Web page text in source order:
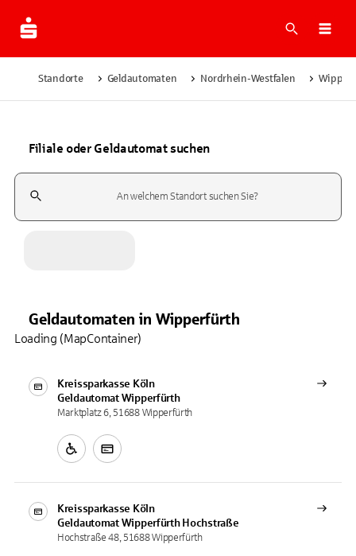
Suche
Standorte Geldautomaten Nordrhein-Westfalen
Filiale oder Geldautomat suchen
Suchfeld
Geldautomaten in Wipperfürth
Kreissparkasse Köln
Geldautomat Wipperfürth
Marktplatz 6, 51688 Wipperfürth
Kreissparkasse Köln
Geldautomat Wipperfürth Hochstraße
Hochstraße 48, 51688 Wipperfürth
Loading (MapContainer)